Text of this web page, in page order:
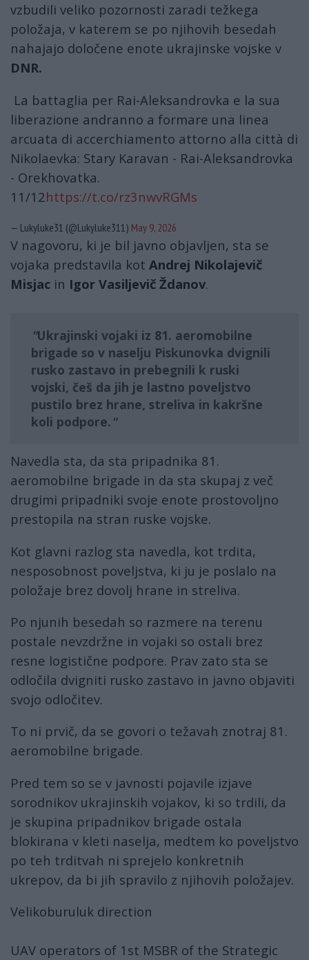
vzbudili veliko pozornosti zaradi težkega
položaja, v katerem se po njihovih besedah ​​
nahajajo določene enote ukrajinske vojske v
DNR.
La battaglia per Rai-Aleksandrovka e la sua
liberazione andranno a formare una linea
arcuata di accerchiamento attorno alla città di
Nikolaevka: Stary Karavan - Rai-Aleksandrovka
- Orekhovatka.
11/12https://t.co/rz3nwvRGMs
— Lukyluke31 (@Lukyluke311) May 9, 2026
V nagovoru, ki je bil javno objavljen, sta se
vojaka predstavila kot Andrej Nikolajevič
Misjac in Igor Vasiljevič Ždanov.
Ukrajinski vojaki iz 81. aeromobilne
brigade so v naselju Piskunovka dvignili
rusko zastavo in prebegnili k ruski
vojski, češ da jih je lastno poveljstvo
pustilo brez hrane, streliva in kakršne
koli podpore.
Navedla sta, da sta pripadnika 81.
aeromobilne brigade in da sta skupaj z več
drugimi pripadniki svoje enote prostovoljno
prestopila na stran ruske vojske.
Kot glavni razlog sta navedla, kot trdita,
nesposobnost poveljstva, ki ju je poslalo na
položaje brez dovolj hrane in streliva.
Po njunih besedah ​​so razmere na terenu
postale nevzdržne in vojaki so ostali brez
resne logistične podpore. Prav zato sta se
odločila dvigniti rusko zastavo in javno objaviti
svojo odločitev.
To ni prvič, da se govori o težavah znotraj 81.
aeromobilne brigade.
Pred tem so se v javnosti pojavile izjave
sorodnikov ukrajinskih vojakov, ki so trdili, da
je skupina pripadnikov brigade ostala
blokirana v kleti naselja, medtem ko poveljstvo
po teh trditvah ni sprejelo konkretnih
ukrepov, da bi jih spravilo z njihovih položajev.
Velikoburuluk direction
UAV operators of 1st MSBR of the Strategic